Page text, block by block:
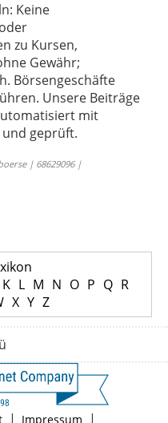
Keine
zu Kursen,
Gewähr;
Börsengeschäfte
Unsere Beiträge
mit
geprüft.
| 68629096 |
K L M N O P Q R
X Y Z
| Impressum |